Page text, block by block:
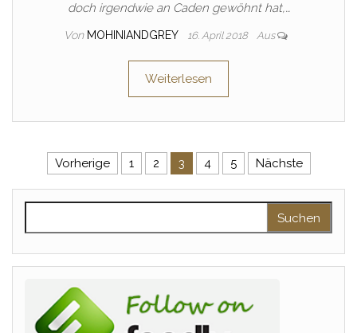
doch irgendwie an Caden gewöhnt hat,…
Von MOHINIANDGREY 16. April 2018 Aus
Weiterlesen
Seitennummerierung der
Vorherige 1 2 3 4 5 Nächste